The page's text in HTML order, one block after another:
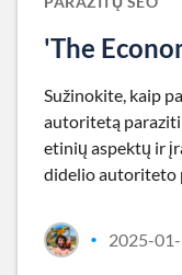
'The
Sužinokite, kaip
autoritetą
etinių aspektų ir
didelio autoriteto
• 2025-